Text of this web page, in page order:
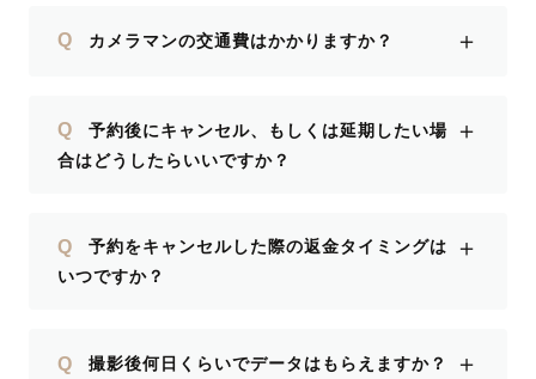
Q カメラマンの交通費はかかりますか？ ＋
Q
予約後にキャンセル、もしくは延期したい場
合はどうしたらいいですか？
＋
Q
予約をキャンセルした際の返金タイミングは
いつですか？
＋
Q 撮影後何日くらいでデータはもらえますか？ ＋